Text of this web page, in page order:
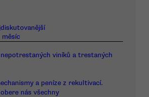
měsíc
viníků a trestaných
a peníze z rekultivací.
nás všechny